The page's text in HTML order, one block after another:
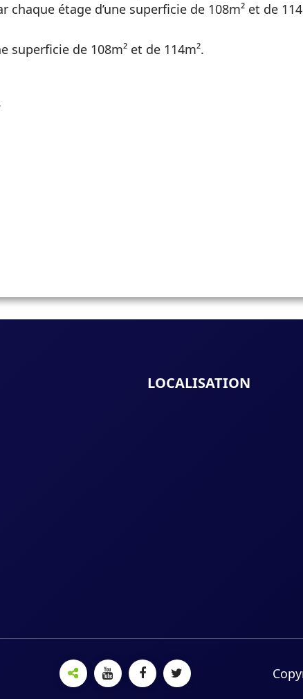
étage d’une superficie de 108m² et de
superficie de 108m² et de 114m².
LOCALISATION